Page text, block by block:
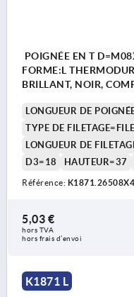
POIGNÉE EN T
FORME:L
BRILLANT, NOIR,
LONGUEUR DE
TYPE DE
LONGUEUR DE
D3=18
HAUTEUR=37
Référence:
5,03 €
hors TVA
hors frais d’envoi
K1871 L